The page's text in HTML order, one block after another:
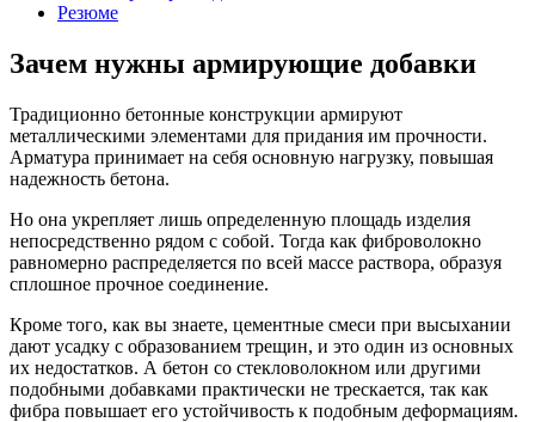
Резюме
Зачем нужны армирующие добавки
Традиционно бетонные конструкции армируют
металлическими элементами для придания им прочности.
Арматура принимает на себя основную нагрузку, повышая
надежность бетона.
Но она укрепляет лишь определенную площадь изделия
непосредственно рядом с собой. Тогда как фиброволокно
равномерно распределяется по всей массе раствора, образуя
сплошное прочное соединение.
Кроме того, как вы знаете, цементные смеси при высыхании
дают усадку с образованием трещин, и это один из основных
их недостатков. А бетон со стекловолокном или другими
подобными добавками практически не трескается, так как
фибра повышает его устойчивость к подобным деформациям.